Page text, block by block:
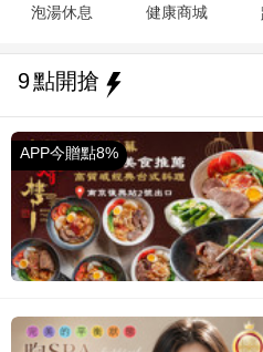
泡湯休息 健康商城
9點開搶
APP今贈點8%